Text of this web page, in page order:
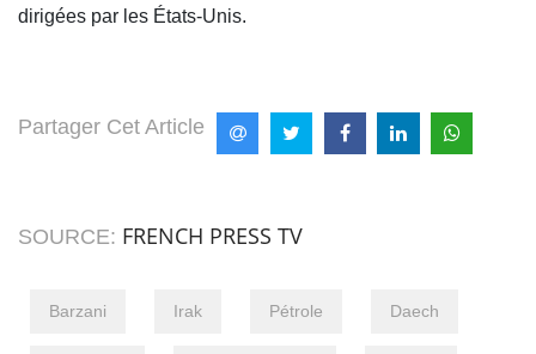
dirigées par les États-Unis.
Partager Cet Article
SOURCE: FRENCH PRESS TV
Barzani Irak Pétrole Daech